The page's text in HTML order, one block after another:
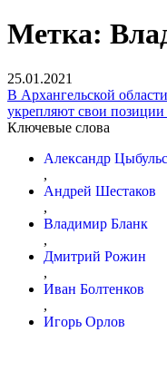
Метка:
25.01.2021
В Архангельской
укрепляют свои
Ключевые слова
Александр
,
Андрей Шестаков
,
Владимир Бланк
,
Дмитрий Рожин
,
Иван Болтенков
,
Игорь Орлов